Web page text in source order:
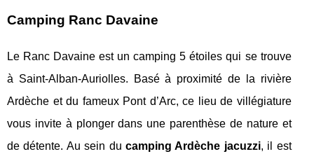
Camping Ranc Davaine
Le Ranc Davaine est un camping 5 étoiles qui se trouve
à Saint-Alban-Auriolles. Basé à proximité de la rivière
Ardèche et du fameux Pont d’Arc, ce lieu de villégiature
vous invite à plonger dans une parenthèse de nature et
de détente. Au sein du camping Ardèche jacuzzi, il est